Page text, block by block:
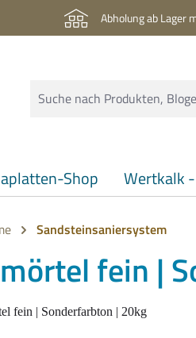
Abholung ab Lager
Shop Wertkalk
Sandsteinsaniersystem
fein |